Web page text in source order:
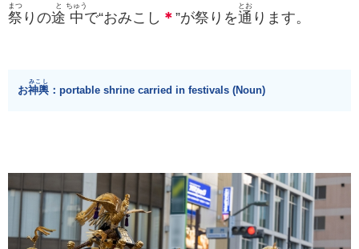
祭
まつ
りの途
と
中
ちゅう
で“おみこし ＊ ”が祭りを通
とお
ります。
お神輿
みこし
：portable shrine carried in festivals (Noun)